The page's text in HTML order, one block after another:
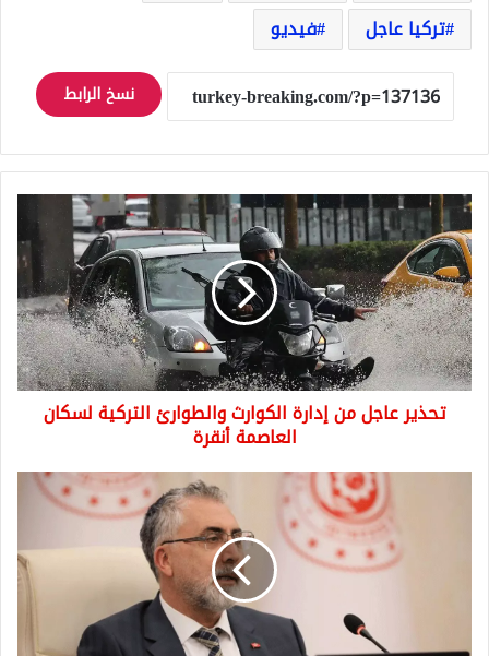
تركيا عاجل
فيديو
نسخ الرابط
تحذير
عاجل
من
إدارة
الكوارث
والطوارئ
التركية
لسكان
العاصمة
أنقرةتحذير عاجل من إدارة الكوارث والطوارئ التركية لسكان
العاصمة أنقرة